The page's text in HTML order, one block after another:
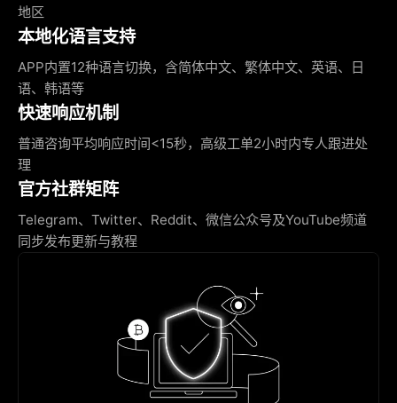
地区
本地化语言支持
APP内置12种语言切换，含简体中文、繁体中文、英语、日
语、韩语等
快速响应机制
普通咨询平均响应时间<15秒，高级工单2小时内专人跟进处
理
官方社群矩阵
Telegram、Twitter、Reddit、微信公众号及YouTube频道
同步发布更新与教程